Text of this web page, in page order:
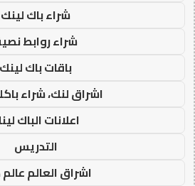
شراء باك لينك
شراء روابط
باقات باك لينك
اشراق لنك، شراء
اعلانات الباك
التدريس
اشراق العالم عالم